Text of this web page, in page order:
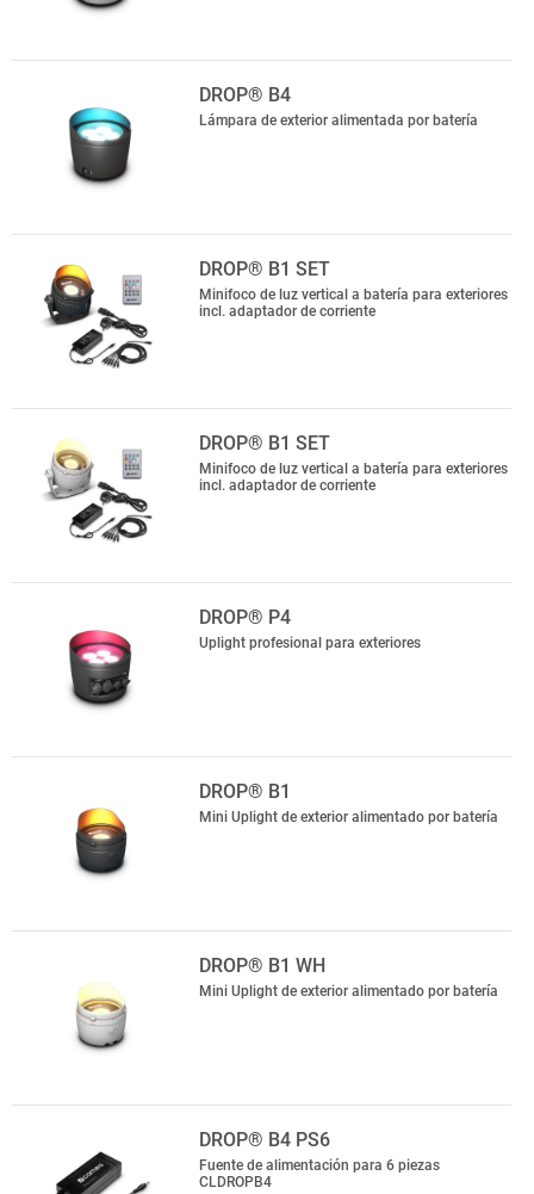
DROP® B4
Lámpara de exterior alimentada por batería
DROP® B1 SET
Minifoco de luz vertical a batería para exteriores
incl. adaptador de corriente
DROP® B1 SET
Minifoco de luz vertical a batería para exteriores
incl. adaptador de corriente
DROP® P4
Uplight profesional para exteriores
DROP® B1
Mini Uplight de exterior alimentado por batería
DROP® B1 WH
Mini Uplight de exterior alimentado por batería
DROP® B4 PS6
Fuente de alimentación para 6 piezas
CLDROPB4